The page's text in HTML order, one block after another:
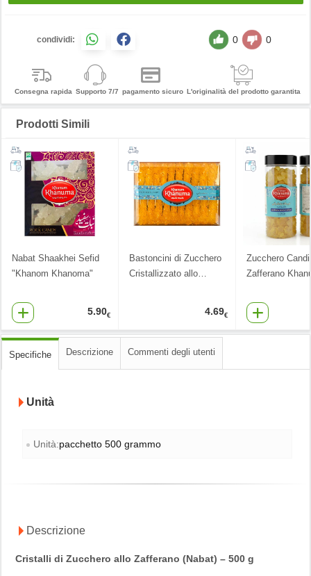
condividi: 0 0
Consegna rapida Supporto 7/7 pagamento sicuro L'originalità del prodotto garantita
Prodotti Simili
Nabat Shaakhei Sefid
"Khanom Khanoma"
5.90€
Bastoncini di Zucchero
Cristallizzato allo…
4.69€
Zucchero
Zafferano
Specifiche Descrizione Commenti degli utenti
Unità
Unità:pacchetto 500 grammo
Descrizione
Cristalli di Zucchero allo Zafferano (Nabat) – 500 g